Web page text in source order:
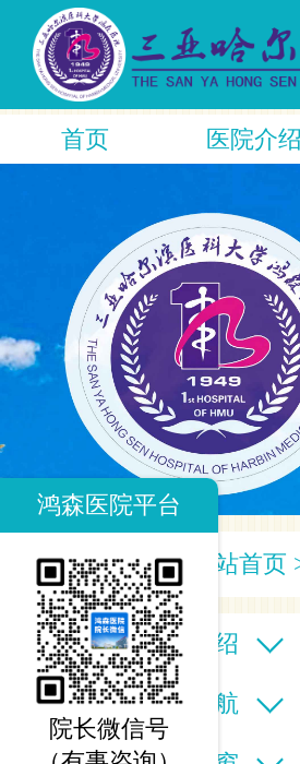
首页 医院介绍
您当前的位置： 网站首页
医院介绍
科室导航
鸿森医院平台
院长微信号